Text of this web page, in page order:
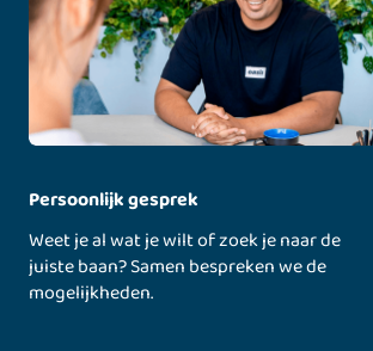
Persoonlijk gesprek
Weet je al wat je wilt of zoek je naar de
juiste baan? Samen bespreken we de
mogelijkheden.